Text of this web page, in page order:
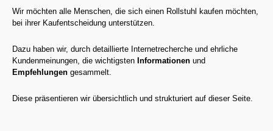
Wir möchten alle Menschen, die sich einen Rollstuhl kaufen möchten,
bei ihrer Kaufentscheidung unterstützen.
Dazu haben wir, durch detaillierte Internetrecherche und ehrliche
Kundenmeinungen, die wichtigsten Informationen und
Empfehlungen gesammelt.
Diese präsentieren wir übersichtlich und strukturiert auf dieser Seite.